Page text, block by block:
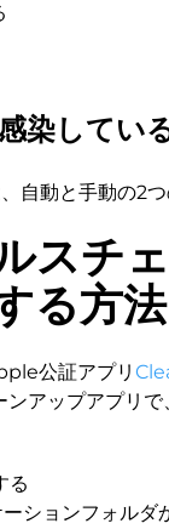
染してい
自動と手動の2つ
スチ
る方法
公証アプリ
アップアプリ
る
ションフォルダ